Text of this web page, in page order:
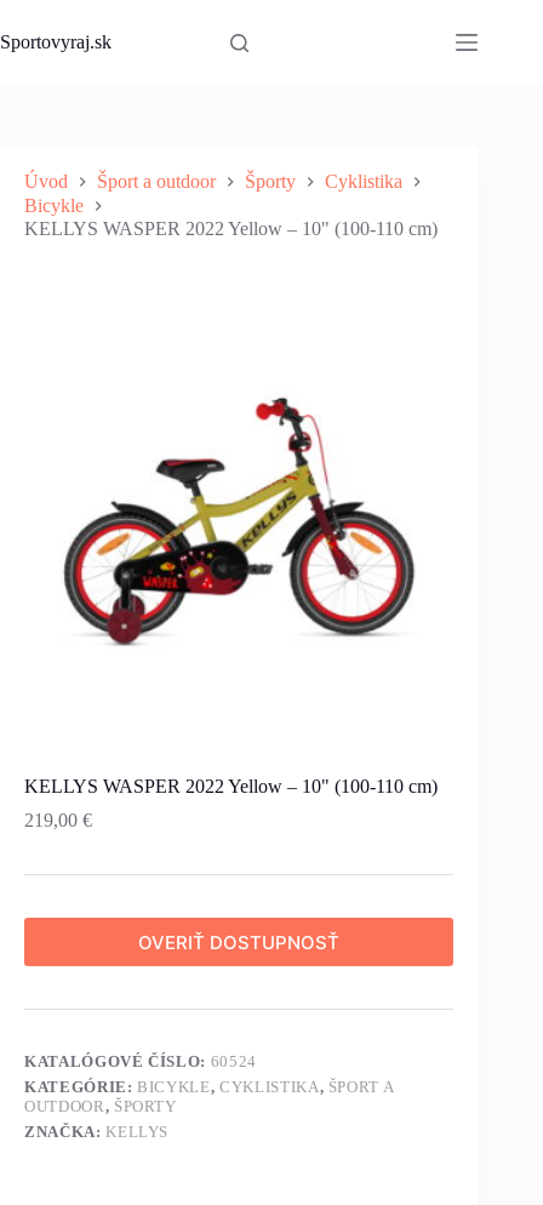
to
content
Sportovyraj.sk
Úvod Šport a outdoor Športy
Cyklistika
Bicykle
KELLYS WASPER 2022 Yellow – 10" (100-110 cm)
KELLYS WASPER 2022 Yellow – 10" (100-110 cm)
219,00 €
OVERIŤ DOSTUPNOSŤ
KATALÓGOVÉ ČÍSLO: 60524
KATEGÓRIE:BICYKLE,CYKLISTIKA, ŠPORT A
OUTDOOR, ŠPORTY
ZNAČKA:KELLYS